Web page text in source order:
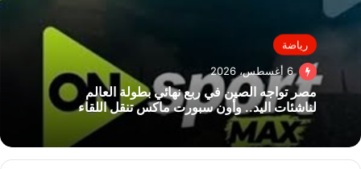
رياضة
6 أغسطس، 2026
مصر تواجه الصين في ربع نهائي بطولة العالم
لناشئات اليد.. وأون سبورت ماكس تنقل اللقاء